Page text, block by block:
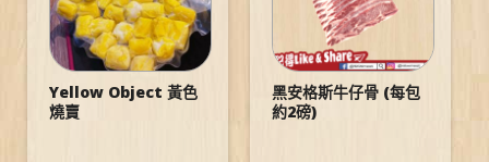
Yellow Object 黃色
燒賣
黑安格斯牛仔骨 (每包
約2磅)